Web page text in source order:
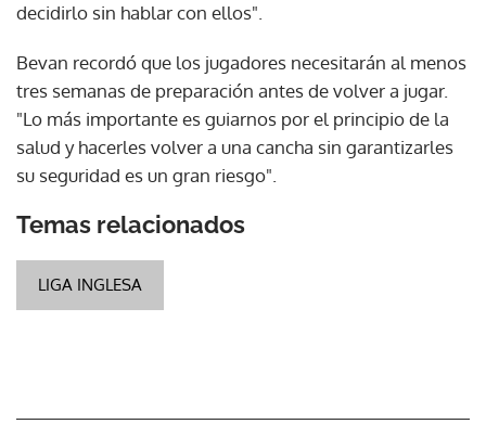
decidirlo sin hablar con ellos".
Bevan recordó que los jugadores necesitarán al menos
tres semanas de preparación antes de volver a jugar.
"Lo más importante es guiarnos por el principio de la
salud y hacerles volver a una cancha sin garantizarles
su seguridad es un gran riesgo".
Temas relacionados
LIGA INGLESA